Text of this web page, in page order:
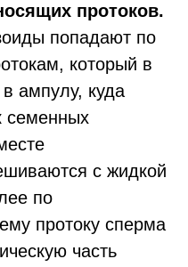
протоков.
попадают по
который в
ампулу, куда
семенных
с жидкой
по
протоку сперма
часть